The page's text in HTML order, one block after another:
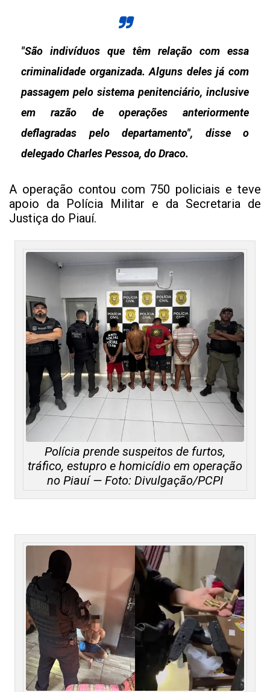
"São indivíduos que têm relação com essa
criminalidade organizada. Alguns deles já com
passagem pelo sistema penitenciário, inclusive
em razão de operações anteriormente
deflagradas pelo departamento", disse o
delegado Charles Pessoa, do Draco.
A operação contou com 750 policiais e teve
apoio da Polícia Militar e da Secretaria de
Justiça do Piauí.
Polícia prende suspeitos de furtos,
tráfico, estupro e homicídio em operação
no Piauí — Foto: Divulgação/PCPI